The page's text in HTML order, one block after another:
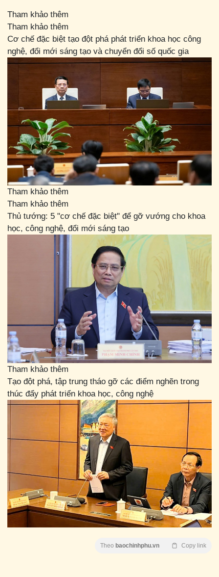
Tham khảo thêm
Tham khảo thêm
Cơ chế đặc biệt tạo đột phá phát triển khoa học công
nghệ, đổi mới sáng tạo và chuyển đổi số quốc gia
Tham khảo thêm
Tham khảo thêm
Thủ tướng: 5 "cơ chế đặc biệt" để gỡ vướng cho khoa
học, công nghệ, đổi mới sáng tạo
Tham khảo thêm
Tạo đột phá, tập trung tháo gỡ các điểm nghẽn trong
thúc đẩy phát triển khoa học, công nghệ
Theo baochinhphu.vn Copy link